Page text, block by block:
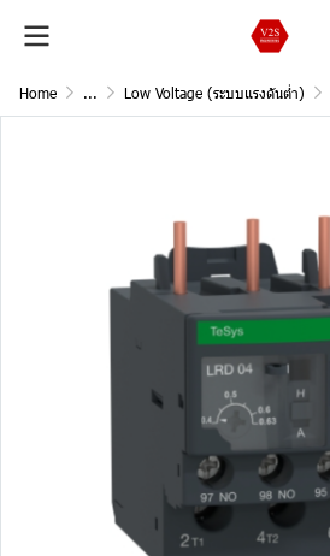
Home ... Low Voltage (ระบบแรงดันต่ำ)